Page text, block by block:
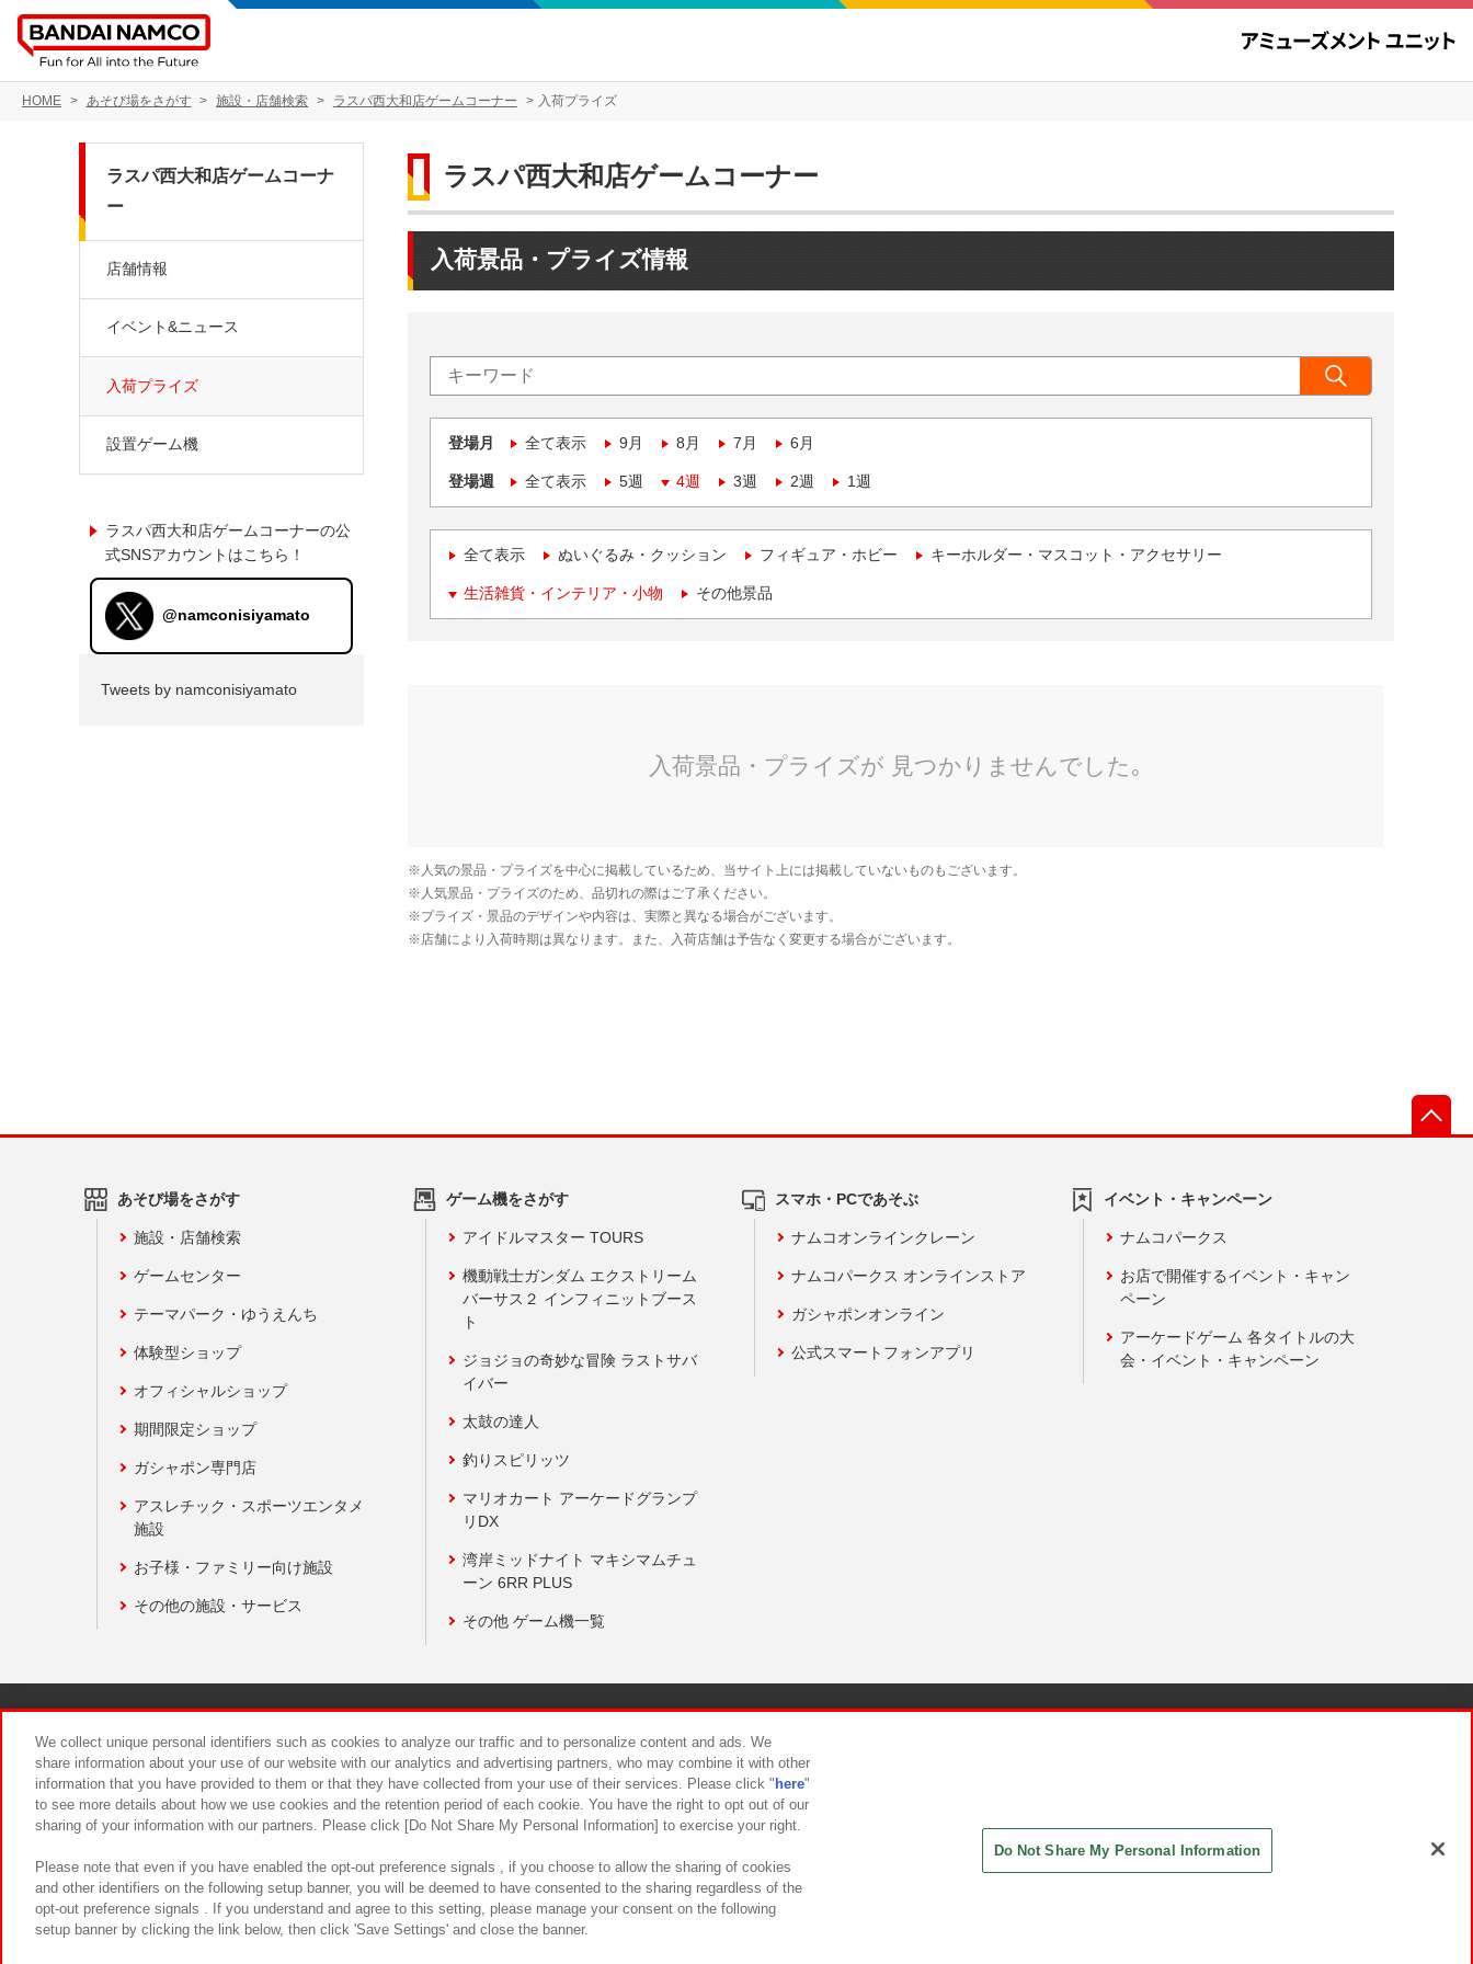
HOME あそび場をさがす 施設・店舗検索 ラスパ西大和店ゲームコーナー 入荷プライズ
ラスパ西大和店ゲームコーナー
入荷景品・プライズ情報
登場月 全て表示 9月 8月 7月 6月
登場週 全て表示 5週 4週 3週 2週 1週
全て表示 ぬいぐるみ・クッション フィギュア・ホビー キーホルダー・マスコット・アクセサリー
生活雑貨・インテリア・小物 その他景品
ラスパ西大和店ゲームコーナ
ー
店舗情報
イベント&ニュース
入荷プライズ
設置ゲーム機
ラスパ西大和店ゲームコーナーの公
式SNSアカウントはこちら！
@namconisiyamato
Tweets by namconisiyamato
あそび場をさがす
施設・店舗検索
ゲームセンター
テーマパーク・ゆうえんち
体験型ショップ
オフィシャルショップ
期間限定ショップ
ガシャポン専門店
アスレチック・スポーツエンタメ
施設
お子様・ファミリー向け施設
その他の施設・サービス
ゲーム機をさがす
アイドルマスター TOURS
機動戦士ガンダム エクストリーム
バーサス２ インフィニットブース
ト
ジョジョの奇妙な冒険 ラストサバ
イバー
太鼓の達人
釣りスピリッツ
マリオカート アーケードグランプ
リDX
湾岸ミッドナイト マキシマムチュ
ーン 6RR PLUS
その他 ゲーム機一覧
スマホ・PCであそぶ
ナムコオンラインクレーン
ナムコパークス オンラインストア
ガシャポンオンライン
公式スマートフォンアプリ
イベント・キャンペーン
ナムコパークス
お店で開催するイベント・キャン
ペーン
アーケードゲーム 各タイトルの大
会・イベント・キャンペーン
食品のご提供について カスタマーハラスメント対応方針
We collect unique personal identifiers such as cookies to analyze our traffic and to personalize content and ads. We
share information about your use of our website with our analytics and advertising partners, who may combine it with other
information that you have provided to them or that they have collected from your use of their services. Please click " here"
to see more details about how we use cookies and the retention period of each cookie. You have the right to opt out of our
sharing of your information with our partners. Please click [Do Not Share My Personal Information] to exercise your right.
Please note that even if you have enabled the opt-out preference signals , if you choose to allow the sharing of cookies
and other identifiers on the following setup banner, you will be deemed to have consented to the sharing regardless of the
opt-out preference signals . If you understand and agree to this setting, please manage your consent on the following
setup banner by clicking the link below, then click 'Save Settings' and close the banner.
Do Not Share My Personal Information